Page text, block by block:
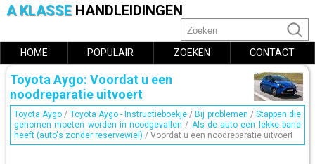
A KLASSE HANDLEIDINGEN
HOME POPULAIR ZOEKEN CONTACT
Toyota Aygo: Voordat u een
noodreparatie uitvoert
Toyota Aygo / Toyota Aygo - Instructieboekje / Bij problemen / Stappen die
genomen moeten worden in noodgevallen / Als de auto een lekke band
heeft (auto's zonder reservewiel) / Voordat u een noodreparatie uitvoert